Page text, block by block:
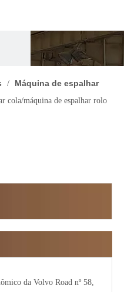
/
Máquina de espalhar
cola/máquina de espalhar rolo
da Volvo Road nº 58,